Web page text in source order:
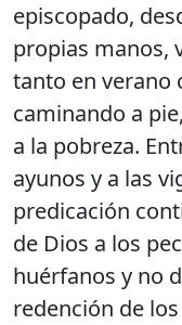
episcopado,
propias manos,
tanto en verano
caminando a
a la pobreza.
ayunos y a las
predicación
de Dios a los
huérfanos y no
redención de